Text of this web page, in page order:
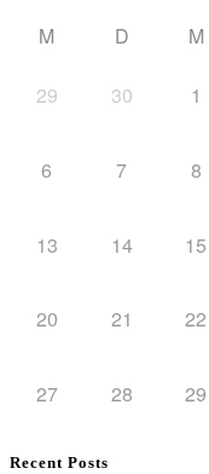
M D M
29 30 1
6 7 8
13 14 15
20 21 22
27 28 29
Recent Posts